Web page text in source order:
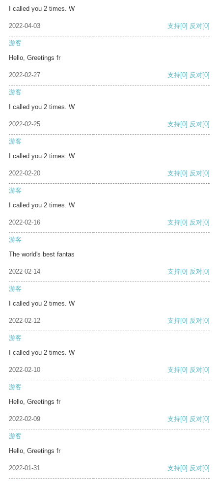
I called you 2 times. W
2022-04-03 支持[0] 反对[0]
游客
Hello, Greetings fr
2022-02-27 支持[0] 反对[0]
游客
I called you 2 times. W
2022-02-25 支持[0] 反对[0]
游客
I called you 2 times. W
2022-02-20 支持[0] 反对[0]
游客
I called you 2 times. W
2022-02-16 支持[0] 反对[0]
游客
The world's best fantas
2022-02-14 支持[0] 反对[0]
游客
I called you 2 times. W
2022-02-12 支持[0] 反对[0]
游客
I called you 2 times. W
2022-02-10 支持[0] 反对[0]
游客
Hello, Greetings fr
2022-02-09 支持[0] 反对[0]
游客
Hello, Greetings fr
2022-01-31 支持[0] 反对[0]